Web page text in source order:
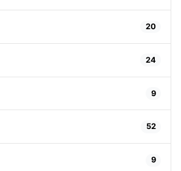
20
24
9
52
9